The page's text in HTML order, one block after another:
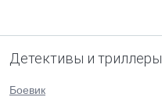
Детективы и триллеры
Боевик